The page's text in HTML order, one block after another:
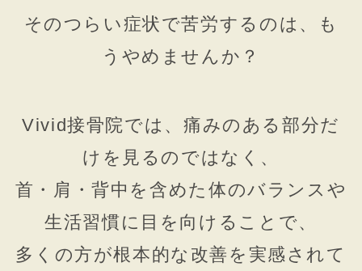
そのつらい症状で苦労するのは、も
うやめませんか？
Vivid接骨院では、痛みのある部分だ
けを見るのではなく、
首・肩・背中を含めた体のバランスや
生活習慣に目を向けることで、
多くの方が根本的な改善を実感されて